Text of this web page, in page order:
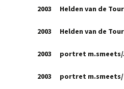
2003 Helden van de Tour
2003 Helden van de
2003 portret m.smeets/
2003 portret m.smeets/